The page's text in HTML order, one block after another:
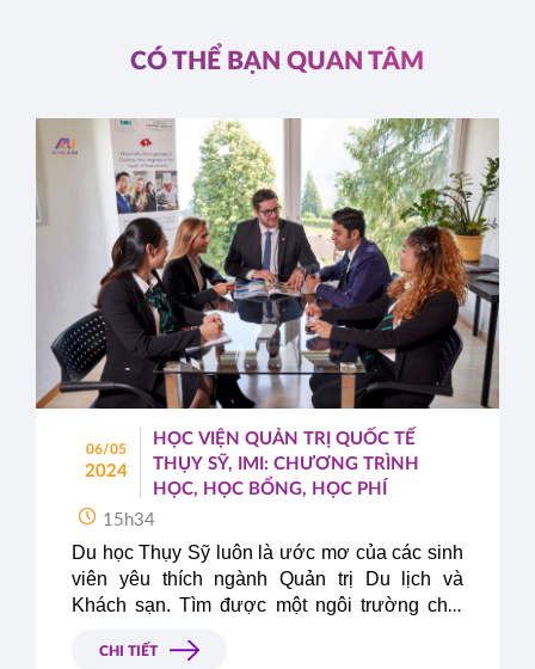
CÓ THỂ BẠN QUAN TÂM
06/05
2024
HỌC VIỆN QUẢN TRỊ QUỐC TẾ
THỤY SỸ, IMI: CHƯƠNG TRÌNH
HỌC, HỌC BỔNG, HỌC PHÍ
15h34
Du học Thụy Sỹ luôn là ước mơ của các sinh
viên yêu thích ngành Quản trị Du lịch và
Khách sạn. Tìm được một ngôi trường chất
nghiệm học tập và phát triển tốt nhất cho học
CHI TIẾT